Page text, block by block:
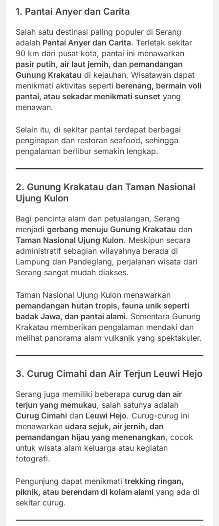
1. Pantai Anyer dan Carita
Salah satu destinasi paling populer di Serang
adalah Pantai Anyer dan Carita. Terletak sekitar
90 km dari pusat kota, pantai ini menawarkan
pasir putih, air laut jernih, dan pemandangan
Gunung Krakatau di kejauhan. Wisatawan dapat
menikmati aktivitas seperti berenang, bermain voli
pantai, atau sekadar menikmati sunset yang
menawan.
Selain itu, di sekitar pantai terdapat berbagai
penginapan dan restoran seafood, sehingga
pengalaman berlibur semakin lengkap.
2. Gunung Krakatau dan Taman Nasional
Ujung Kulon
Bagi pencinta alam dan petualangan, Serang
menjadi gerbang menuju Gunung Krakatau dan
Taman Nasional Ujung Kulon. Meskipun secara
administratif sebagian wilayahnya berada di
Lampung dan Pandeglang, perjalanan wisata dari
Serang sangat mudah diakses.
Taman Nasional Ujung Kulon menawarkan
pemandangan hutan tropis, fauna unik seperti
badak Jawa, dan pantai alami. Sementara Gunung
Krakatau memberikan pengalaman mendaki dan
melihat panorama alam vulkanik yang spektakuler.
3. Curug Cimahi dan Air Terjun Leuwi Hejo
Serang juga memiliki beberapa curug dan air
terjun yang memukau, salah satunya adalah
Curug Cimahi dan Leuwi Hejo. Curug-curug ini
menawarkan udara sejuk, air jernih, dan
pemandangan hijau yang menenangkan, cocok
untuk wisata alam keluarga atau kegiatan
fotografi.
Pengunjung dapat menikmati trekking ringan,
piknik, atau berendam di kolam alami yang ada di
sekitar curug.